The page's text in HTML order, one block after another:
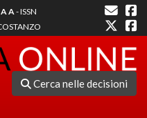
A- ISSN
Cerca nelle decisioni